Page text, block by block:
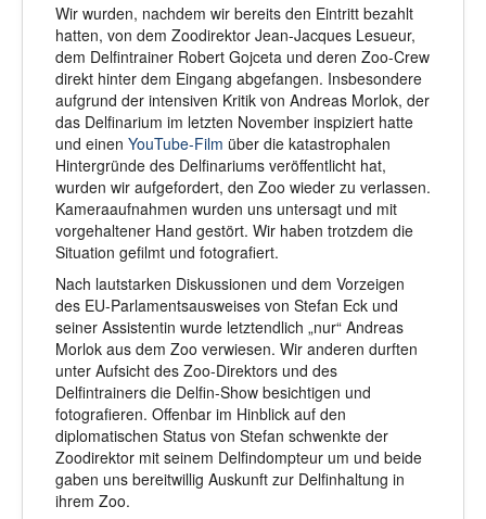
Wir wurden, nachdem wir bereits den Eintritt bezahlt
hatten, von dem Zoodirektor Jean-Jacques Lesueur,
dem Delfintrainer Robert Gojceta und deren Zoo-Crew
direkt hinter dem Eingang abgefangen. Insbesondere
aufgrund der intensiven Kritik von Andreas Morlok, der
das Delfinarium im letzten November inspiziert hatte
und einen YouTube-Film über die katastrophalen
Hintergründe des Delfinariums veröffentlicht hat,
wurden wir aufgefordert, den Zoo wieder zu verlassen.
Kameraaufnahmen wurden uns untersagt und mit
vorgehaltener Hand gestört. Wir haben trotzdem die
Situation gefilmt und fotografiert.
Nach lautstarken Diskussionen und dem Vorzeigen
des EU-Parlamentsausweises von Stefan Eck und
seiner Assistentin wurde letztendlich „nur“ Andreas
Morlok aus dem Zoo verwiesen. Wir anderen durften
unter Aufsicht des Zoo-Direktors und des
Delfintrainers die Delfin-Show besichtigen und
fotografieren. Offenbar im Hinblick auf den
diplomatischen Status von Stefan schwenkte der
Zoodirektor mit seinem Delfindompteur um und beide
gaben uns bereitwillig Auskunft zur Delfinhaltung in
ihrem Zoo.